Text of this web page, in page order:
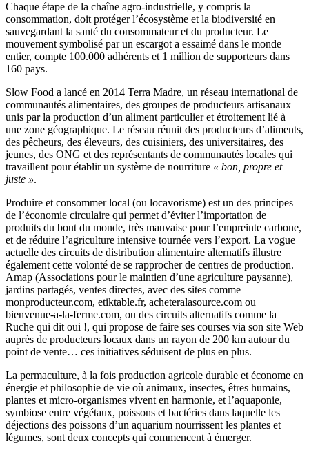
Chaque étape de la chaîne agro-industrielle, y compris la
consommation, doit protéger l’écosystème et la biodiversité en
sauvegardant la santé du consommateur et du producteur. Le
mouvement symbolisé par un escargot a essaimé dans le monde
entier, compte 100.000 adhérents et 1 million de supporteurs dans
160 pays.
Slow Food a lancé en 2014 Terra Madre, un réseau international de
communautés alimentaires, des groupes de producteurs artisanaux
unis par la production d’un aliment particulier et étroitement lié à
une zone géographique. Le réseau réunit des producteurs d’aliments,
des pêcheurs, des éleveurs, des cuisiniers, des universitaires, des
jeunes, des ONG et des représentants de communautés locales qui
travaillent pour établir un système de nourriture « bon, propre et
juste ».
Produire et consommer local (ou locavorisme) est un des principes
de l’économie circulaire qui permet d’éviter l’importation de
produits du bout du monde, très mauvaise pour l’empreinte carbone,
et de réduire l’agriculture intensive tournée vers l’export. La vogue
actuelle des circuits de distribution alimentaire alternatifs illustre
également cette volonté de se rapprocher de centres de production.
Amap (Associations pour le maintien d’une agriculture paysanne),
jardins partagés, ventes directes, avec des sites comme
monproducteur.com, etiktable.fr, acheteralasource.com ou
bienvenue-a-la-ferme.com, ou des circuits alternatifs comme la
Ruche qui dit oui !, qui propose de faire ses courses via son site Web
auprès de producteurs locaux dans un rayon de 200 km autour du
point de vente… ces initiatives séduisent de plus en plus.
La permaculture, à la fois production agricole durable et économe en
énergie et philosophie de vie où animaux, insectes, êtres humains,
plantes et micro-organismes vivent en harmonie, et l’aquaponie,
symbiose entre végétaux, poissons et bactéries dans laquelle les
déjections des poissons d’un aquarium nourrissent les plantes et
légumes, sont deux concepts qui commencent à émerger.
—